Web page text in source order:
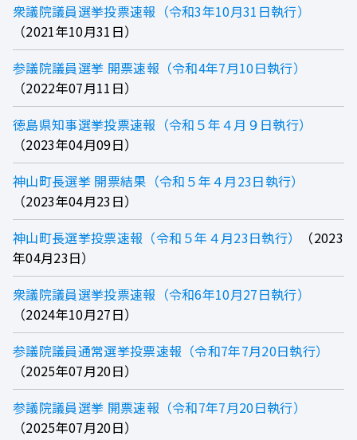
衆議院議員選挙投票速報（令和3年10月31日執行）
2021年10月31日
参議院議員選挙 開票速報（令和4年7月10日執行）
2022年07月11日
徳島県知事選挙投票速報（令和５年４月９日執行）
2023年04月09日
神山町長選挙 開票結果（令和５年４月23日執行）
2023年04月23日
神山町長選挙投票速報（令和５年４月23日執行）
2023
年04月23日
衆議院議員選挙投票速報（令和6年10月27日執行）
2024年10月27日
参議院議員通常選挙投票速報（令和7年7月20日執行）
2025年07月20日
参議院議員選挙 開票速報（令和7年7月20日執行）
2025年07月20日